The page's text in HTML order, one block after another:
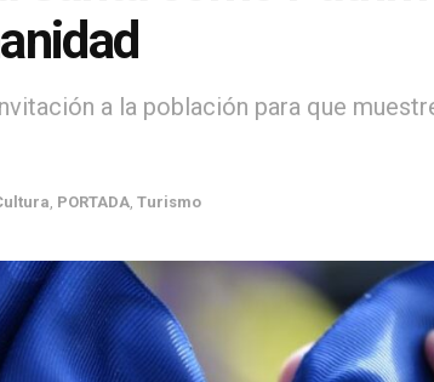
a la población para que
, PORTADA, Turismo